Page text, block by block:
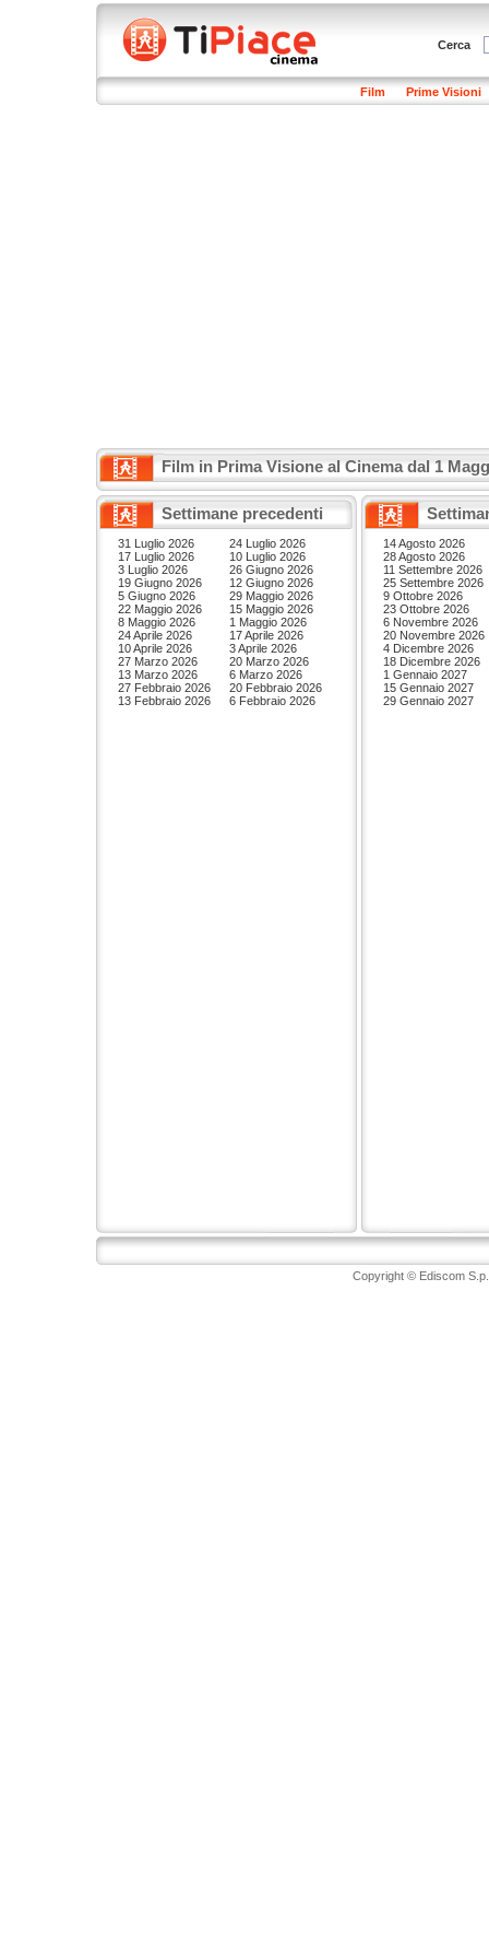
Cerca
Film Prime Visioni
Film in Prima Visione al Cinema dal 1
Settimane precedenti
31 Luglio 2026
24 Luglio 2026
17 Luglio 2026
10 Luglio 2026
3 Luglio 2026
26 Giugno 2026
19 Giugno 2026
12 Giugno 2026
5 Giugno 2026
29 Maggio 2026
22 Maggio 2026
15 Maggio 2026
8 Maggio 2026
1 Maggio 2026
24 Aprile 2026
17 Aprile 2026
10 Aprile 2026
3 Aprile 2026
27 Marzo 2026
20 Marzo 2026
13 Marzo 2026
6 Marzo 2026
27 Febbraio 2026
20 Febbraio 2026
13 Febbraio 2026
6 Febbraio 2026
14 Agosto 2026
28 Agosto 2026
11 Settembre 2026
25 Settembre 2026
9 Ottobre 2026
23 Ottobre 2026
6 Novembre 2026
20 Novembre 2026
4 Dicembre 2026
18 Dicembre 2026
1 Gennaio 2027
15 Gennaio 2027
29 Gennaio 2027
Copyright © Ediscom